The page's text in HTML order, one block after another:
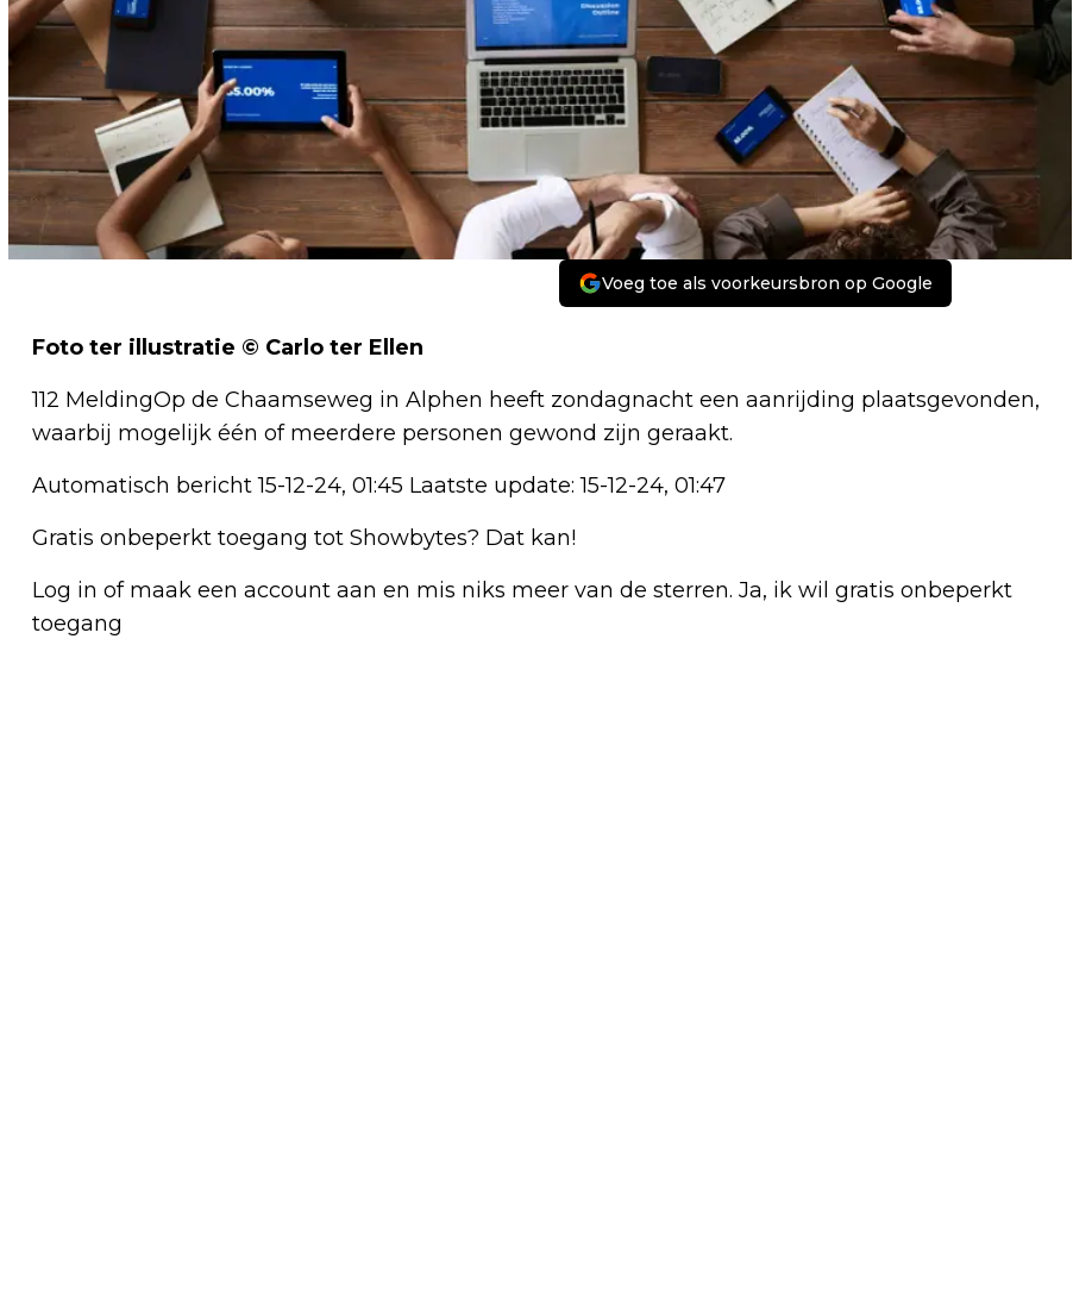
Voeg toe als voorkeursbron op Google
Foto ter illustratie © Carlo ter Ellen
112 MeldingOp de Chaamseweg in Alphen heeft zondagnacht een aanrijding plaatsgevonden,
waarbij mogelijk één of meerdere personen gewond zijn geraakt.
Automatisch bericht 15-12-24, 01:45 Laatste update: 15-12-24, 01:47
Gratis onbeperkt toegang tot Showbytes? Dat kan!
Log in of maak een account aan en mis niks meer van de sterren. Ja, ik wil gratis onbeperkt
toegang